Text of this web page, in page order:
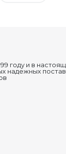
году и в
надежных